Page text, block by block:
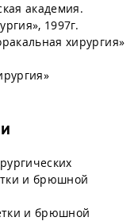
академия.
1997г.
хирургия»
и брюшной
и брюшной